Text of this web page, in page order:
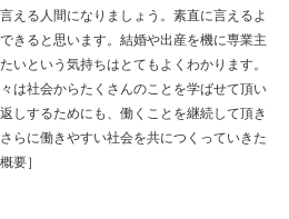
える人間になりましょう。 素直に言えるよ
きると思います。 結婚や出産を機に専業主
いという気持ちはとてもよくわかります。
は社会からたくさんのことを学ばせて頂い
しするためにも、働くことを継続して頂き
らに働きやすい社会を共につくっていきた
要］